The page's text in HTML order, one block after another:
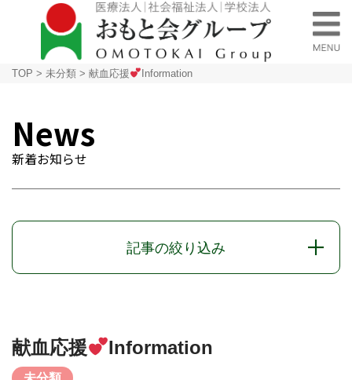
TOP > 未分類 > 献血応援 Information
News
新着お知らせ
記事の絞り込み
献血応援 Information